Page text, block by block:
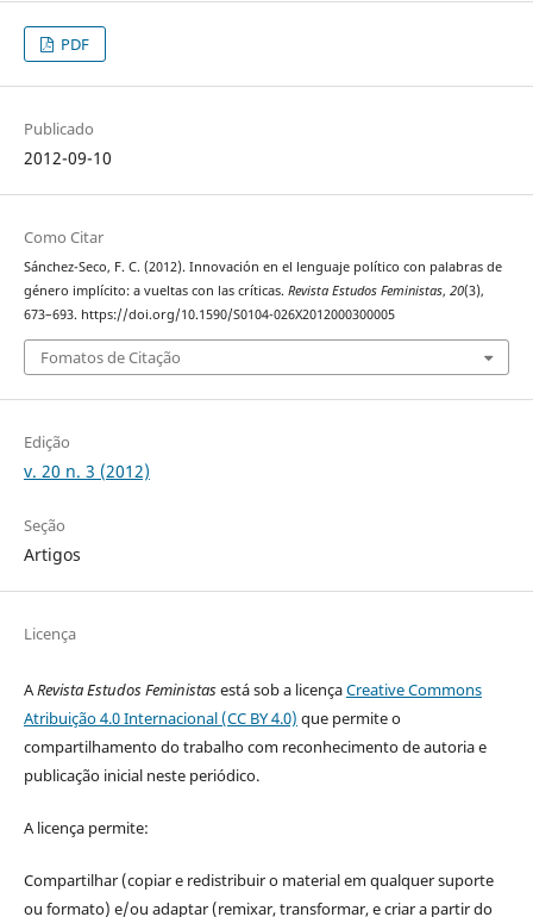
PDF
Publicado
2012-09-10
Como Citar
Sánchez-Seco, F. C. (2012). Innovación en el lenguaje político con palabras de
género implícito: a vueltas con las críticas. Revista Estudos Feministas, 20(3),
673–693. https://doi.org/10.1590/S0104-026X2012000300005
Fomatos de Citação
Edição
v. 20 n. 3 (2012)
Seção
Artigos
Licença
ARevista Estudos Feministasestá sob a licençaCreative Commons
Atribuição 4.0 Internacional (CC BY 4.0) que permite o
compartilhamento do trabalho com reconhecimento de autoria e
publicação inicial neste periódico.
A licença permite:
Compartilhar (copiar e redistribuir o material em qualquer suporte
ou formato) e/ou adaptar (remixar, transformar, e criar a partir do